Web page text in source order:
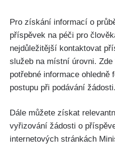
Pro získání informací o
příspěvek na péči pro
nejdůležitější kontaktovat
služeb na místní úrovni.
potřebné informace ohledně
postupu při podávání žádosti.
Dále můžete získat
vyřizování žádosti o
internetových stránkách